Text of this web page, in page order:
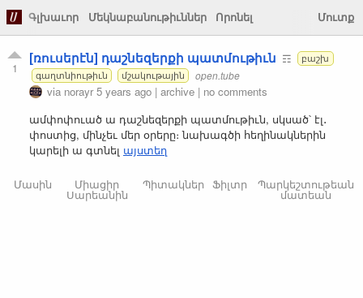
Գլխաւոր Մեկնաբանութիւններ Որոնել Մուտք
1
[ռուսերէն] դաշնեզերքի պատմութիւն ☶
բաշխ
գաղտնիութիւն
մշակութային open.tube
via norayr 5 years ago | archive | no comments
ամփոփուած ա դաշնեզերքի պատմութիւն, սկսած՝ էլ․
փոստից, մինչեւ մեր օրերը։ նախագծի հեղինակներին
կարելի ա գտնել այստեղ
Մասին Միացիր
Սարեանին
Պիտակներ Ֆիլտր Պարկեշտութեան
մատեան